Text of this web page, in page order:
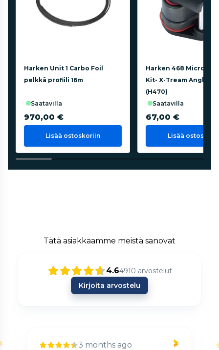
Harken Unit 1 Carbo Foil
pelkkä profiili 16m
saatavilla
970,00 €
Lisää ostoskoriin
Harken 468 Micro
Kit- X-Tream Angle
(H470)
saatavilla
67,00 €
Lisää
Tätä asiakkaamme meistä sanovat
4.64910 arvostelut
Kirjoita arvostelu
3 months ago